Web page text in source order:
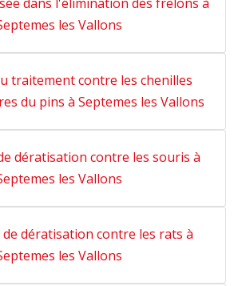
les Vallons
traitement contre les chenilles
du pins à Septemes les Vallons
dératisation contre les souris à
les Vallons
dératisation contre les rats à
les Vallons